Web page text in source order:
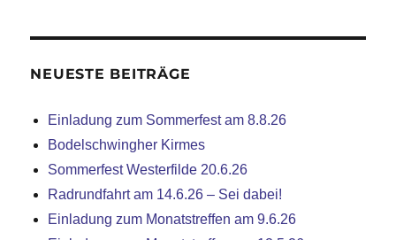
NEUESTE BEITRÄGE
Einladung zum Sommerfest am 8.8.26
Bodelschwingher Kirmes
Sommerfest Westerfilde 20.6.26
Radrundfahrt am 14.6.26 – Sei dabei!
Einladung zum Monatstreffen am 9.6.26